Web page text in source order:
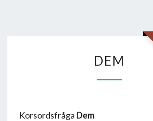
DEM
Korsordsfråga Dem